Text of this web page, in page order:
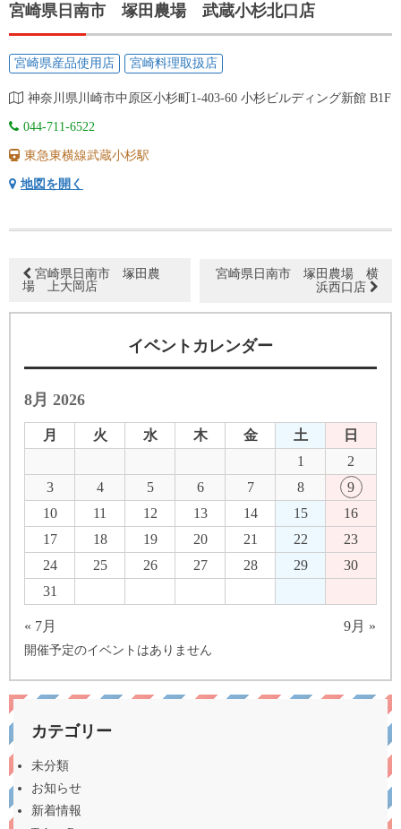
宮崎県日南市 塚田農場 武蔵小杉北口店
宮崎県産品使用店 宮崎料理取扱店
神奈川県川崎市中原区小杉町1-403-60 小杉ビルディング新館 B1F
044-711-6522
東急東横線武蔵小杉駅
地図を開く
宮崎県日南市 塚田農
場 上大岡店
宮崎県日南市 塚田農場 横
浜西口店
イベントカレンダー
8月 2026
月 火 水 木 金 土
日
1
2
3
4 5 6 7 8
9
10
11 12 13 14 15
16
17
18 19 20 21 22
23
24
25 26 27 28 29
30
31
« 7月 9月 »
開催予定のイベントはありません
カテゴリー
未分類
お知らせ
新着情報